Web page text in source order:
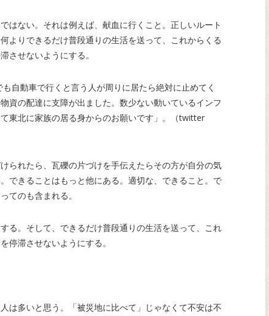
はない。それは例えば、献血に行くこと。正しいルート
よりできるだけ普段通りの生活を送って、これからくる
させないようにする。
自動車で行くと言う人が周りに居たら絶対に止めてく
資の配達に支障が出ました。数少ない動いているインフ
東北に家族の居る身からのお願いです」。（twitter
られたら、瓦礫の片づけを手伝えたらその方が自分の気
できることはもっと他にある。適切な、できること。で
てのも含まれる。
る。そして、できるだけ普段通りの生活を送って、これ
停滞させないようにする。
は多いと思う。「被災地に比べて」じゃなくて不安は不